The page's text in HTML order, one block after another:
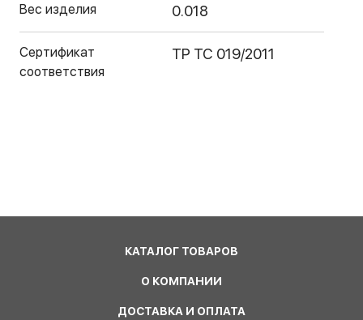
Вес изделия 0.018
Сертификат
соответствия
ТР ТС 019/2011
КАТАЛОГ ТОВАРОВ
О КОМПАНИИ
ДОСТАВКА И ОПЛАТА